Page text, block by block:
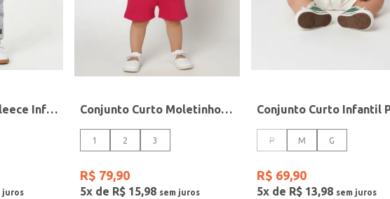
Conjunto Longo Fleece Infantil Para Menino - PRETO Conjunto Curto Moletinho Infantil Para Menina - ROSA
1 2 3
R$ 79,90
5x de R$ 15,98
P M G
R$ 69,90
5x de R$ 13,98